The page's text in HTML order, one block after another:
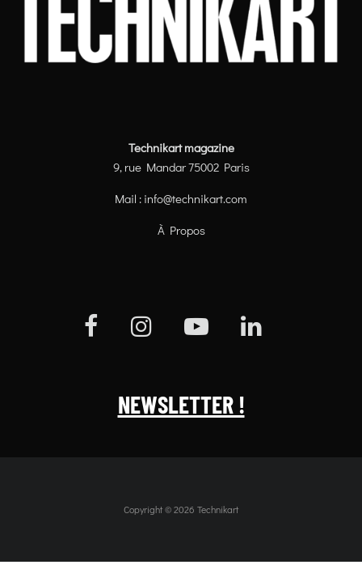
Technikart magazine
9, rue Mandar 75002 Paris
Mail : info@technikart.com
À Propos
NEWSLETTER !
Copyright © 2026 Technikart